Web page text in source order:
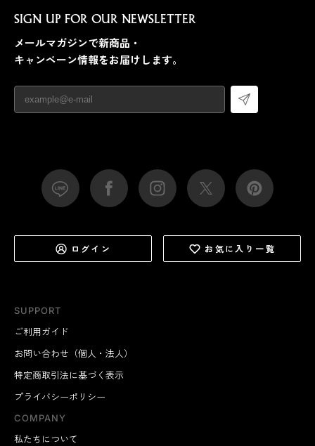
SUPPORT
ご利用ガイド
お問い合わせ（個人・法人）
特定商取引法に基づく表示
プライバシーポリシー
COMPANY
私たちについて
SIGN UP FOR OUR NEWSLETTER
メールマガジンで新商品・
キャンペーン情報をお届けします。
ログイン お気に入り一覧